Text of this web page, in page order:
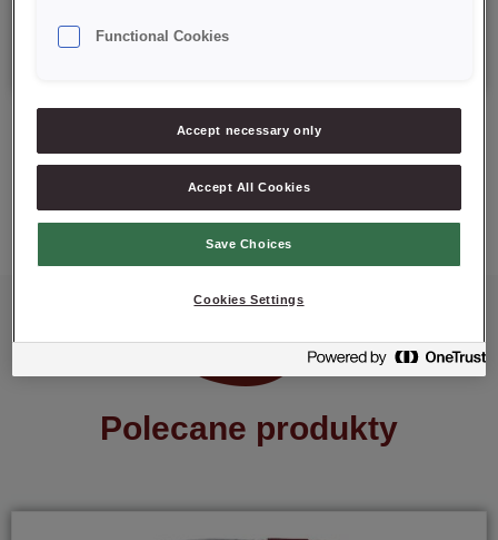
Data minimalnej trwałości: 6 miesięcy od daty produkcji.
ZAPYTAJ O PRODUKT
Polecane produkty
Functional Cookies
Accept necessary only
Accept All Cookies
Save Choices
Cookies Settings